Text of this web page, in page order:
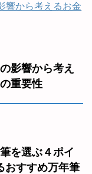
響から考えるお金
影響から考え
重要性
を選ぶ４ポイ
おすすめ万年筆